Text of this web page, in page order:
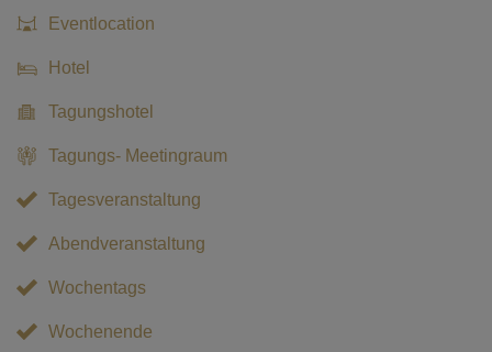
Eventlocation
Hotel
Tagungshotel
Tagungs- Meetingraum
Tagesveranstaltung
Abendveranstaltung
Wochentags
Wochenende